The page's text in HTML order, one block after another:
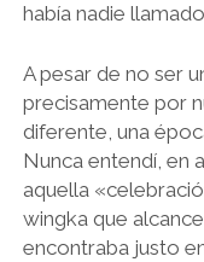
había nadie
A pesar de no ser
precisamente por
diferente, una
Nunca entendí, en
aquella
wingka que
encontraba justo